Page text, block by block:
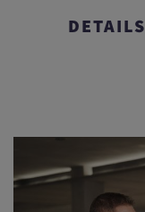
DETAILS